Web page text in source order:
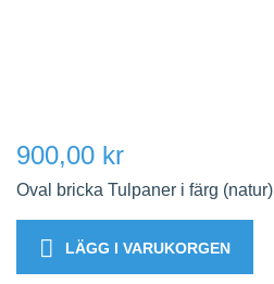
900,00 kr
Oval bricka Tulpaner i färg (natur)
LÄGG I VARUKORGEN